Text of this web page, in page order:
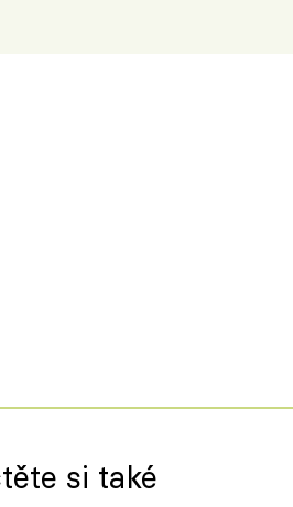
si také